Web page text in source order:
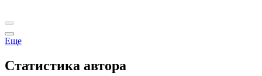
Еще
Статистика автора